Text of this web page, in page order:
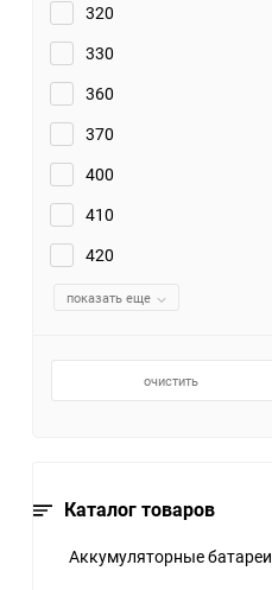
320
330
360
370
400
410
420
показать еще
очистить
Каталог товаров
Аккумуляторные батареи